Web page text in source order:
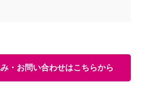
・お問い合わせはこちらから